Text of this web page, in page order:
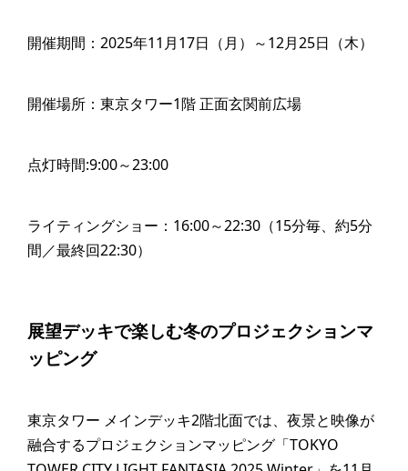
開催期間：2025年11月17日（月）～12月25日（木）
開催場所：東京タワー1階 正面玄関前広場
点灯時間:9:00～23:00
ライティングショー：16:00～22:30（15分毎、約5分
間／最終回22:30）
展望デッキで楽しむ冬のプロジェクションマ
ッピング
東京タワー メインデッキ2階北面では、夜景と映像が
融合するプロジェクションマッピング「TOKYO